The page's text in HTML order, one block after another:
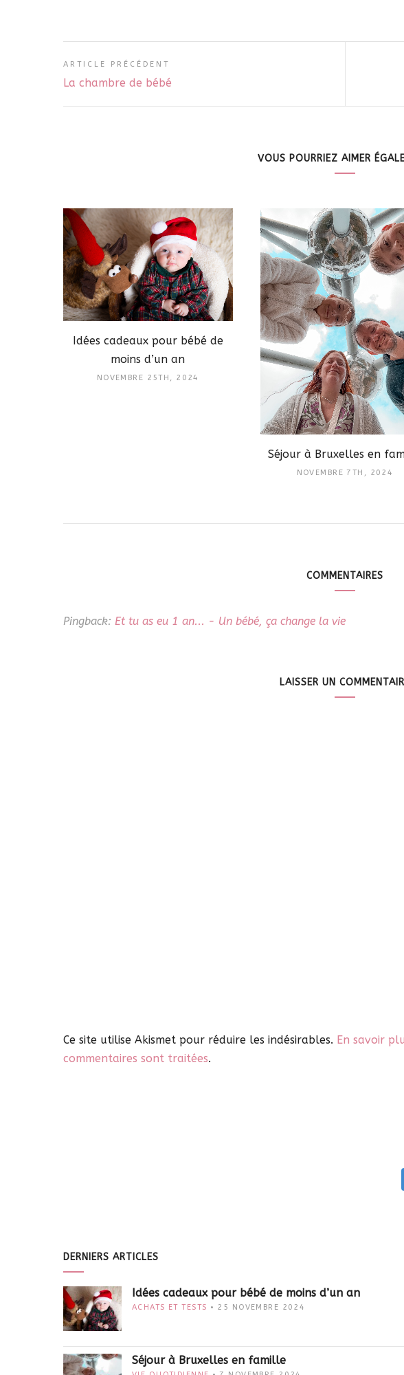
ARTICLE PRÉCÉDENT
La chambre de bébé
VOUS POURRIEZ AIMER
Idées cadeaux pour bébé de
moins d’un an
NOVEMBRE 25TH, 2024
Séjour à Bruxelles en
NOVEMBRE 7TH, 2024
COMMENTAIRES
Pingback: Et tu as eu 1 an... - Un bébé, ça change la vie
LAISSER UN
Ce site utilise Akismet pour réduire les indésirables. En savoir
commentaires sont traitées.
DERNIERS ARTICLES
Idées cadeaux pour bébé de moins d’un an
ACHATS ET TESTS 25 NOVEMBRE 2024
Séjour à Bruxelles en famille